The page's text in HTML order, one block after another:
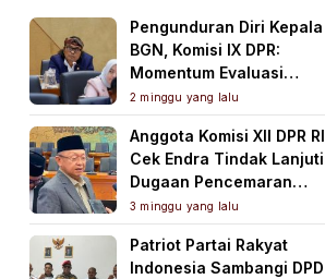
Pengunduran Diri Kepala
BGN, Komisi IX DPR:
Momentum Evaluasi
Menyeluruh Program MBG
2 minggu yang lalu
Anggota Komisi XII DPR RI
Cek Endra Tindak Lanjuti
Dugaan Pencemaran
Lingkungan PT Samudera
Mahkota Mas
3 minggu yang lalu
Patriot Partai Rakyat
Indonesia Sambangi DPD